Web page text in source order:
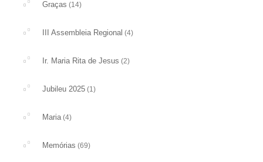
Graças (14)
III Assembleia Regional (4)
Ir. Maria Rita de Jesus (2)
Jubileu 2025 (1)
Maria(4)
Memórias (69)